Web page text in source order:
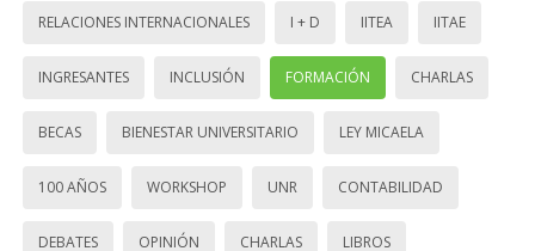
RELACIONES INTERNACIONALES I + D IITEA IITAE
INGRESANTES INCLUSIÓN FORMACIÓN CHARLAS
BECAS BIENESTAR UNIVERSITARIO LEY MICAELA
100 AÑOS WORKSHOP UNR CONTABILIDAD
DEBATES OPINIÓN CHARLAS LIBROS